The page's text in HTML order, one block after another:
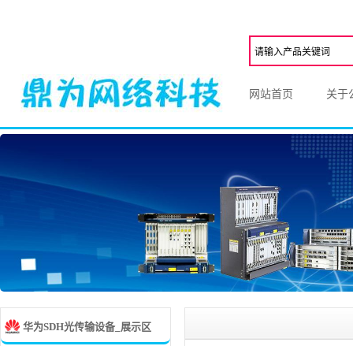
网站首页 关于
华为SDH光传输设备_展示区